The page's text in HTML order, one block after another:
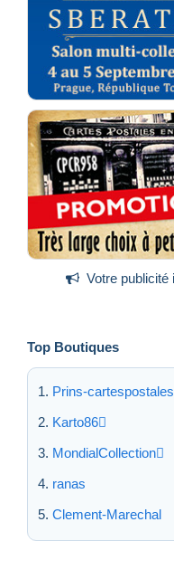
Votre publicité
Top Boutiques
Prins-cartespostales
Karto86
MondialCollection
ranas
Clement-Marechal